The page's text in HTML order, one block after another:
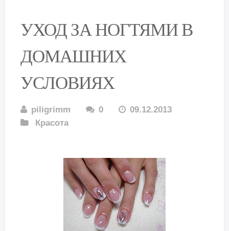
УХОД ЗА НОГТЯМИ В
ДОМАШНИХ
УСЛОВИЯХ
piligrimm 0
09.12.2013
Красота